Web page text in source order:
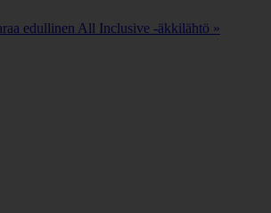
edullinen All Inclusive -äkkilähtö »